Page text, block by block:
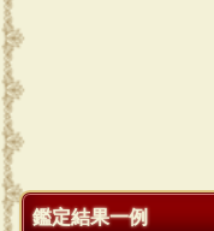
鑑定結果一例